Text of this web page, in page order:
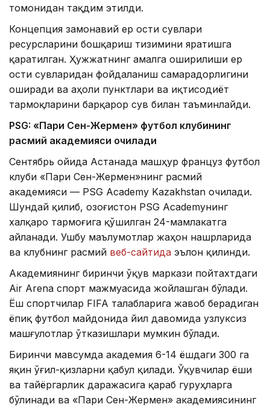
томонидан тақдим этилди.
Концепция замонавий ер ости сувлари
ресурсларини бошқариш тизимини яратишга
қаратилган. Ҳужжатнинг амалга оширилиши ер
ости сувларидан фойдаланиш самарадорлигини
оширади ва аҳоли пунктлари ва иқтисодиёт
тармоқларини барқарор сув билан таъминлайди.
PSG: «Пари Сен-Жермен» футбол клубининг
расмий академияси очилади
Сентябрь ойида Астанада машҳур француз футбол
клуби «Пари Сен-Жермен»нинг расмий
академияси — PSG Academy Kazakhstan очилади.
Шундай қилиб, Қозоғистон PSG Academyнинг
халқаро тармоғига қўшилган 24-мамлакатга
айланади. Ушбу маълумотлар жаҳон нашрларида
ва клубнинг расмий веб-сайтида эълон қилинди.
Академиянинг биринчи ўқув маркази пойтахтдаги
Air Arena спорт мажмуасида жойлашган бўлади.
Ёш спортчилар FIFA талабларига жавоб берадиган
ёпиқ футбол майдонида йил давомида узлуксиз
машғулотлар ўтказишлари мумкин бўлади.
Биринчи мавсумда академия 6-14 ёшдаги 300 га
яқин ўғил-қизларни қабул қилади. Ўқувчилар ёши
ва тайёргарлик даражасига қараб гуруҳларга
бўлинади ва «Пари Сен-Жермен» академиясининг